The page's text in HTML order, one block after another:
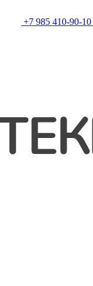
+7 985 410-90-10